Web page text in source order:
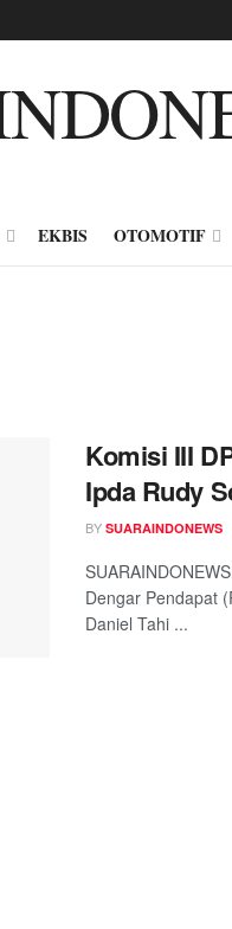
EKBIS OTOMOTIF
Komisi III
Ipda Rudy
BY SUARAINDONEWS
Dengar Pendapat
Daniel Tahi ...